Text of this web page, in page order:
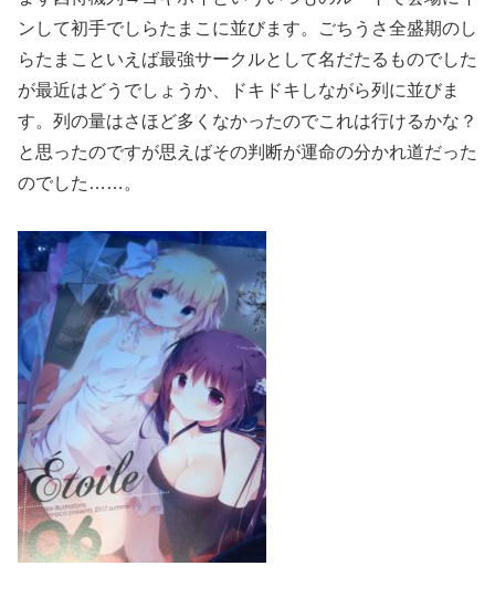
ンして初手でしらたまこに並びます。ごちうさ全盛期のし
らたまこといえば最強サークルとして名だたるものでした
が最近はどうでしょうか、ドキドキしながら列に並びま
す。列の量はさほど多くなかったのでこれは行けるかな？
と思ったのですが思えばその判断が運命の分かれ道だった
のでした……。